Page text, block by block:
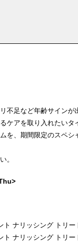
不足など年齢サインが
ケアを取り入れたいタ
を、期間限定のスペシ
。
ト ナリッシング トリー
ト ナリッシング トリー